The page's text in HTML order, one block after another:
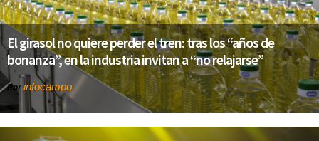
El girasol no quiere perder el tren: tras los “años de
bonanza”, en la industria invitan a “no relajarse”
Por infocampo